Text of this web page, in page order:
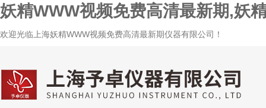
妖精WWW视频免费高清最新期,妖
欢迎光临上海妖精WWW视频免费高清最新期仪器有限公司！